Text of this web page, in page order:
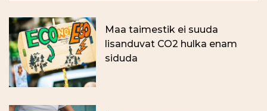
Maa taimestik ei suuda
lisanduvat CO2 hulka enam
siduda